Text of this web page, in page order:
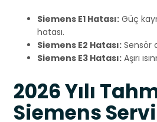
Siemens E1 Hatası: Güç
hatası.
Siemens E2 Hatası: Sensör
Siemens E3 Hatası: Aşırı
2026 Yılı
Siemens